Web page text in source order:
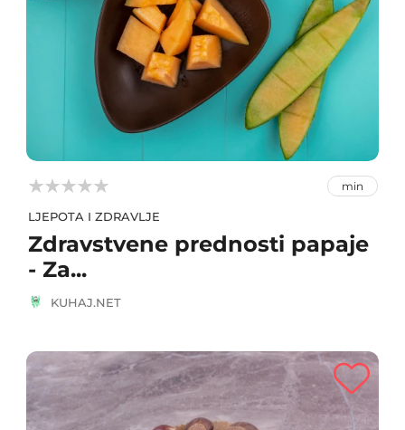


 min
LJEPOTA I ZDRAVLJE
Zdravstvene prednosti papaje
- Za...
KUHAJ.NET